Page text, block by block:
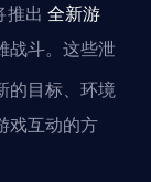
推出 全新游
战斗。这些泄
的目标、环境
戏互动的方